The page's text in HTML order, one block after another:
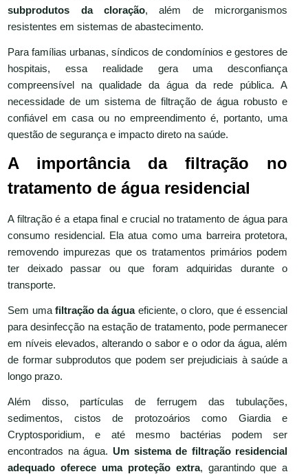
subprodutos da cloração, além de microrganismos
resistentes em sistemas de abastecimento.
Para famílias urbanas, síndicos de condomínios e gestores de
hospitais, essa realidade gera uma desconfiança
compreensível na qualidade da água da rede pública. A
necessidade de um sistema de filtração de água robusto e
confiável em casa ou no empreendimento é, portanto, uma
questão de segurança e impacto direto na saúde.
A importância da filtração no
tratamento de água residencial
A filtração é a etapa final e crucial no tratamento de água para
consumo residencial. Ela atua como uma barreira protetora,
removendo impurezas que os tratamentos primários podem
ter deixado passar ou que foram adquiridas durante o
transporte.
Sem uma filtração da águaeficiente, o cloro, que é essencial
para desinfecção na estação de tratamento, pode permanecer
em níveis elevados, alterando o sabor e o odor da água, além
de formar subprodutos que podem ser prejudiciais à saúde a
longo prazo.
Além disso, partículas de ferrugem das tubulações,
sedimentos, cistos de protozoários como Giardia e
Cryptosporidium, e até mesmo bactérias podem ser
encontrados na água. Um sistema de filtração residencial
adequado oferece uma proteção extra, garantindo que a